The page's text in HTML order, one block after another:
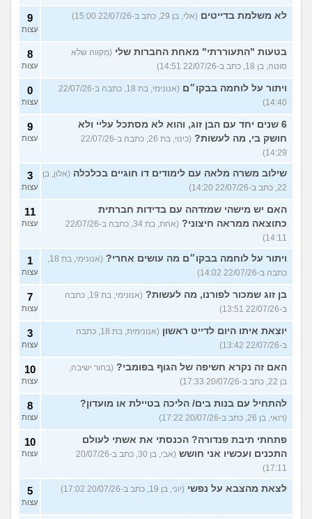
לא משלמת בדייטים (אלי, בן 29, כתב ב-22/07/26 15:00) 9
עצות
בטעות "התעוררתי" מאחת החברות שלי (מקווה שלא
סוטה, בן 18, כתב ב-22/07/26 14:51)
8
עצות
ויתור על לוחמה בבקו״ם
(אנונימי, בת 18, כתבה ב-22/07/26
14:40)
0
עצות
6 שנים יחד עם הבן זוג, והוא לא מסתכל עליי ולא
חושק בי, מה לעשות?
(כינוי, בת 26, כתבה ב-22/07/26
14:29)
9
עצות
שילוב משרה מלאה עם לימודים דו חוגיים בכלכלה (אלון, בן
22, כתב ב-22/07/26 14:20)
3
עצות
האם יש מישהי שמזדהה עם בדידות חברתית
כתוצאה ממראה חיצוני?
(אחת, בת 34, כתבה ב-22/07/26
14:11)
11
עצות
ויתור על לוחמה בבקו״ם מה עושים אחרי?
(אנונימי, בת 18,
כתבה ב-22/07/26 14:02)
1
עצות
בן זוג שמכור לפורנו, מה לעשות?
(אנונימי, בת 19, כתבה
ב-22/07/26 13:51)
7
עצות
יוצאת איתו היום לדייט ראשון
(אנונימית, בת 18, כתבה
ב-22/07/26 13:42)
3
עצות
האם זה נקרא חשיפה של הגוף בפומבי? (בחור ישיבה,
בן 22, כתב ב-20/07/26 17:33)
10
עצות
להתחיל עם בנות בים/ הליכה בטיילת או מועדון?
(רואי, בן 26, כתב ב-20/07/26 17:22)
8
עצות
פתחתי תיבת פנדורה? הכנסתי את אשתי לעולם
התכנים ועכשיו אני חושש
(אבי, בן 30, כתב ב-20/07/26
17:11)
10
עצות
לצאת מהצבא על נפשי (יוני, בן 19, כתב ב-20/07/26 17:02) 5
עצות